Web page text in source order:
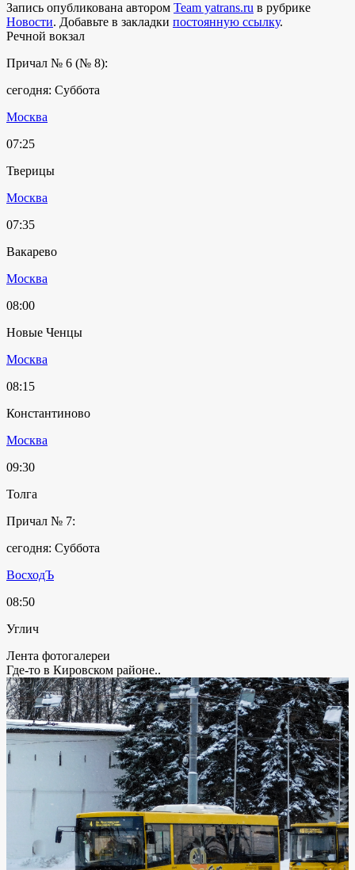
Запись опубликована автором Team yatrans.ru в рубрике
Новости. Добавьте в закладки постоянную ссылку.
Речной вокзал
Причал № 6 (№ 8):
сегодня: Суббота
Москва
07:25
Тверицы
Москва
07:35
Вакарево
Москва
08:00
Новые Ченцы
Москва
08:15
Константиново
Москва
09:30
Толга
Причал № 7:
сегодня: Суббота
ВосходЪ
08:50
Углич
Лента фотогалереи
Где-то в Кировском районе..